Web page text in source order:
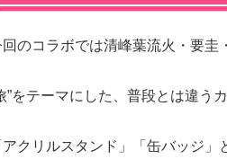
のコラボでは清峰葉流火・要圭
”をテーマにした、普段とは違う
アクリルスタンド」「缶バッジ